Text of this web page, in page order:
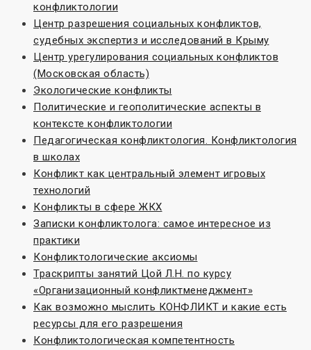
конфликтологии
Центр разрешения социальных конфликтов,
судебных экспертиз и исследований в Крыму
Центр урегулирования социальных конфликтов
(Московская область)
Экологические конфликты
Политические и геополитические аспекты в
контексте конфликтологии
Педагогическая конфликтология. Конфликтология
в школах
Конфликт как центральный элемент игровых
технологий
Конфликты в сфере ЖКХ
Записки конфликтолога: самое интересное из
практики
Конфликтологические аксиомы
Траскрипты занятий Цой Л.Н. по курсу
«Организационный конфликтменеджмент»
Как возможно мыслить КОНФЛИКТ и какие есть
ресурсы для его разрешения
Конфликтологическая компетентность